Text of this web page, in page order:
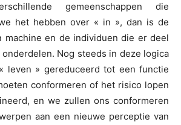
gemeenschappen die
het hebben over « in », dan is de
machine en de individuen die er deel
Nog steeds in deze logica
leven » gereduceerd tot een functie
conformeren of het risico lopen
en we zullen ons conformeren
aan een nieuwe perceptie van